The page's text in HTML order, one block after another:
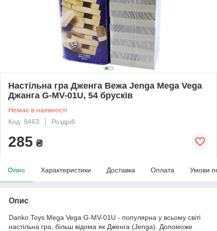
Настільна гра Дженга Вежа Jenga Mega Vega
Джанга G-MV-01U, 54 брусків
Немає в наявності
Код: 9463
Роздріб
285 ₴
Опис Характеристики Доставка Оплата Умови
Опис
Danko Toys Mega Vega G-MV-01U - популярна у всьому світі
настільна гра, більш відома як Дженга (Jenga). Допоможе